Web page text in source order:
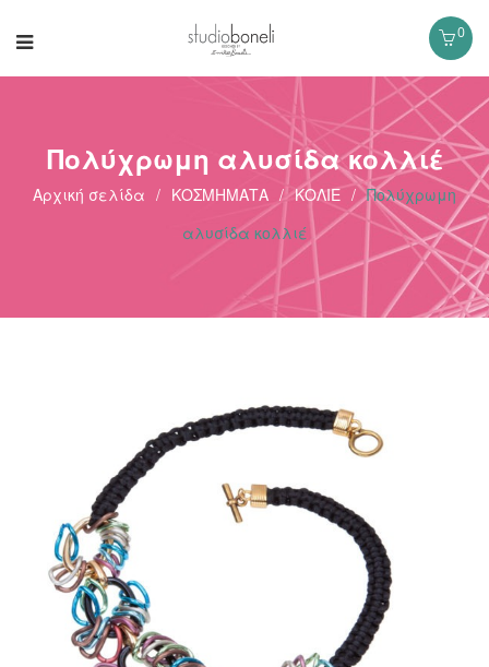
0
Πολύχρωμη αλυσίδα κολλιέ
Αρχική σελίδα / ΚΟΣΜΗΜΑΤΑ / ΚΟΛΙΕ / Πολύχρωμη
αλυσίδα κολλιέ